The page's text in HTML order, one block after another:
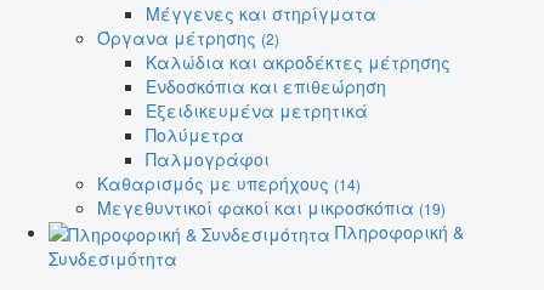
Μέγγενες και στηρίγματα
Όργανα μέτρησης (2)
Καλώδια και ακροδέκτες μέτρησης
Ενδοσκόπια και επιθεώρηση
Εξειδικευμένα μετρητικά
Πολύμετρα
Παλμογράφοι
Καθαρισμός με υπερήχους (14)
Μεγεθυντικοί φακοί και μικροσκόπια (19)
Πληροφορική &
Συνδεσιμότητα